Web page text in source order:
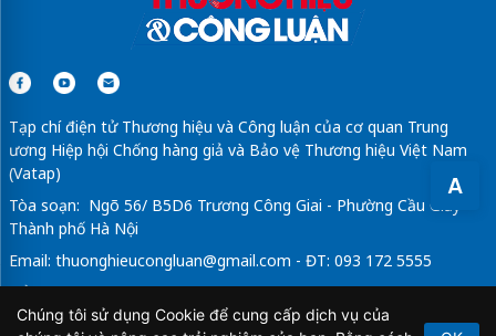
A
Tạp chí điện tử Thương hiệu và Công luận của cơ quan Trung
ương Hiệp hội Chống hàng giả và Bảo vệ Thương hiệu Việt Nam
(Vatap)
Tòa soạn: Ngõ 56/ B5D6 Trương Công Giai - Phường Cầu Giấy -
Thành phố Hà Nội
Email: thuonghieucongluan@gmail.com - ĐT: 093 172 5555
Tổng Biên Tập: Vũ Đức Thuận
Giấy phép hoạt động báo chí điện tử số 64/GP-BTTTT do Bộ
Chúng tôi sử dụng Cookie để cung cấp dịch vụ của